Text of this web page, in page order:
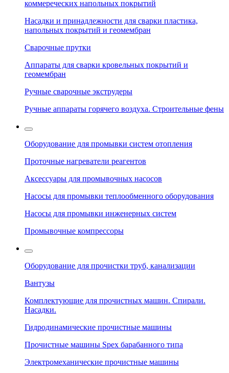
коммереческих напольных покрытий
Насадки и принадлежности для сварки пластика,
напольных покрытий и геомембран
Сварочные прутки
Аппараты для сварки кровельных покрытий и
геомембран
Ручные сварочные экструдеры
Ручные аппараты горячего воздуха. Строительные фены
Оборудование для промывки систем отопления
Проточные нагреватели реагентов
Аксессуары для промывочных насосов
Насосы для промывки теплообменного оборудования
Насосы для промывки инженерных систем
Промывочные компрессоры
Оборудование для прочистки труб, канализации
Вантузы
Комплектующие для прочистных машин. Спирали.
Насадки.
Гидродинамические прочистные машины
Прочистные машины Spex барабанного типа
Электромеханические прочистные машины